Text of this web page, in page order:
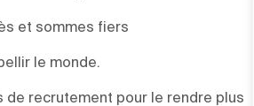
et sommes fiers
le monde.
de recrutement pour le rendre plus